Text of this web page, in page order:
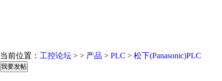
当前位置： 工控论坛 > > 产品 > PLC > 松下(Panasonic)PLC
我要发帖